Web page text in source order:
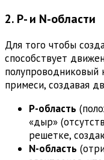
2. P- и N-области
Для того чтобы
способствует
полупроводниковый
примеси, создавая
P-область
«дыр»
решетке,
N-область